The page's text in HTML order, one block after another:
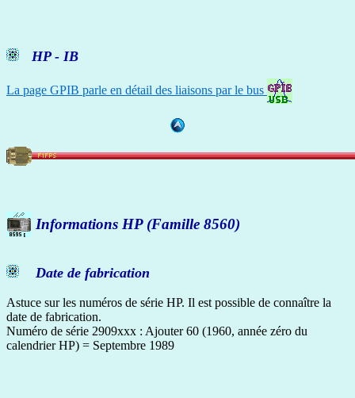
HP - IB
La page GPIB parle en détail des liaisons par le bus
Informations HP (Famille 8560)
Date de fabrication
Astuce sur les numéros de série HP. Il est possible de connaître la
date de fabrication.
Numéro de série 2909xxx : Ajouter 60 (1960, année zéro du
calendrier HP) = Septembre 1989